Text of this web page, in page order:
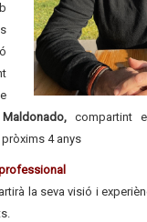
compartint
4 anys
la seva visió i